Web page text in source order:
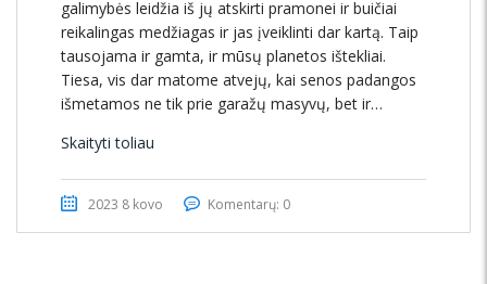
galimybės leidžia iš jų atskirti pramonei ir buičiai
reikalingas medžiagas ir jas įveiklinti dar kartą. Taip
tausojama ir gamta, ir mūsų planetos ištekliai.
Tiesa, vis dar matome atvejų, kai senos padangos
išmetamos ne tik prie garažų masyvų, bet ir…
Skaityti toliau
2023 8 kovo Komentarų: 0